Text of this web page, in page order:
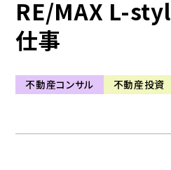
RE/MAX L-
仕事
不動産コンサル 不動産投資